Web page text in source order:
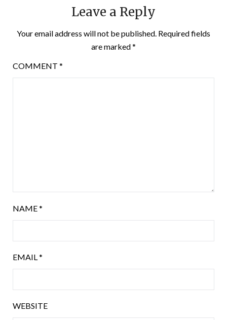
Leave a Reply
Your email address will not be published. Required fields
are marked*
COMMENT *
NAME*
EMAIL *
WEBSITE